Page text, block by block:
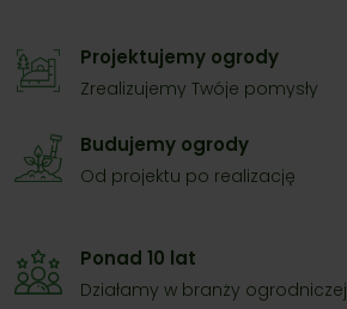
Projektujemy ogrody
Zrealizujemy Twóje pomysły
Budujemy ogrody
Od projektu po realizację
Ponad 10 lat
Działamy w branży ogrodniczej